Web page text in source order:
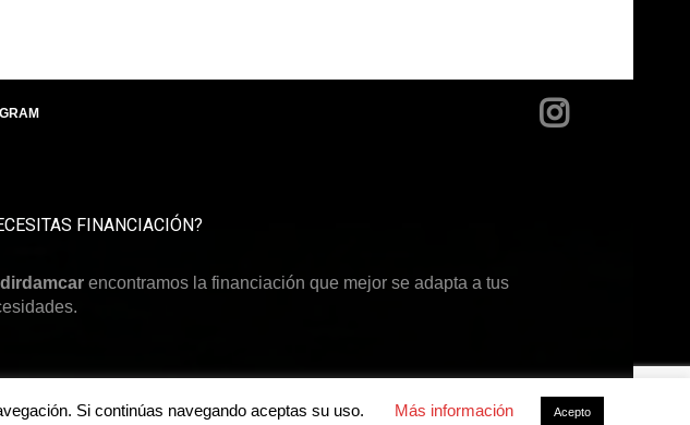
FINANCIACIÓN?
dirdamcar encontramos la financiación que mejor se adapta a tus
Si continúas navegando aceptas su uso. Más información Acepto